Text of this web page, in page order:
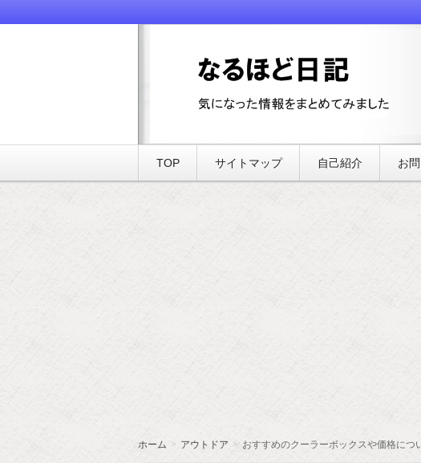
なるほど日記
TOP サイトマップ 自己紹介 お
ホーム アウトドア おすすめのクーラーボックスや価格につ